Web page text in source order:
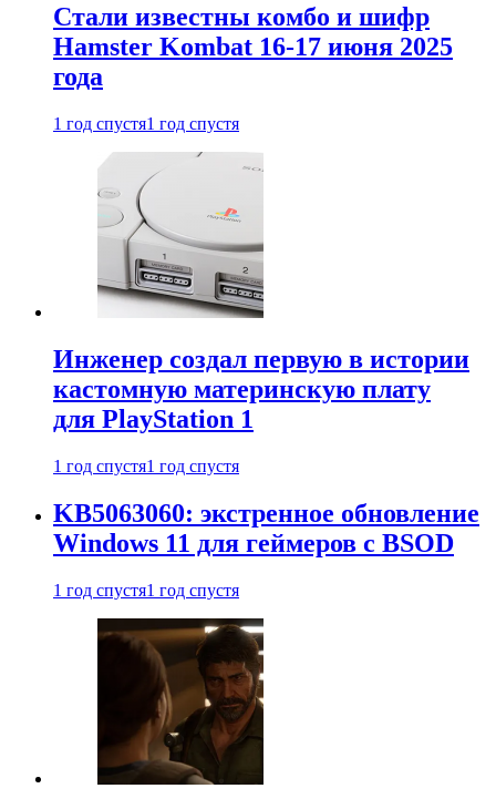
Стали известны комбо и шифр
Hamster Kombat 16-17 июня 2025
года
1 год спустя1 год спустя
Инженер создал первую в истории
кастомную материнскую плату
для PlayStation 1
1 год спустя1 год спустя
KB5063060: экстренное обновление
Windows 11 для геймеров с BSOD
1 год спустя1 год спустя